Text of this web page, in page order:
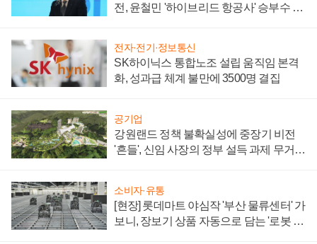
전, 윤철민 '하이브리드 항공사' 승부수 통
전자·전기·정보통신
SK하이닉스 통합노조 설립 움직임 본격
화, 성과급 체계 불만에 3500명 결집
공기업
강원랜드 정책 불확실성에 중장기 비전
'흔들', 신임 사장의 정부 설득 과제 무거워
소비자·유통
[현장] 롯데마트 야심작 '부산 물류센터' 가
보니, 장보기 상품 자동으로 담는 '로봇 40